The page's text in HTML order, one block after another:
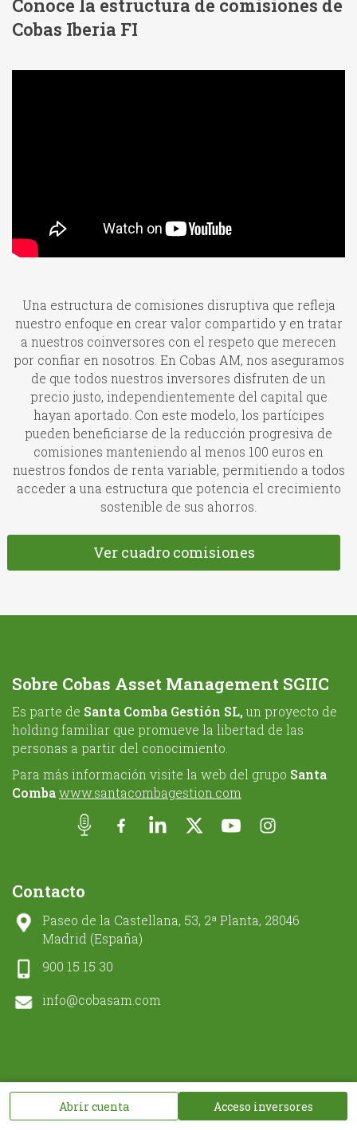
Abrir cuenta Acceso inversores
Conoce la estructura de comisiones de
Cobas Iberia FI
Una estructura de comisiones disruptiva que refleja
nuestro enfoque en crear valor compartido y en tratar
a nuestros coinversores con el respeto que merecen
por confiar en nosotros. En Cobas AM, nos aseguramos
de que todos nuestros inversores disfruten de un
precio justo, independientemente del capital que
hayan aportado. Con este modelo, los partícipes
pueden beneficiarse de la reducción progresiva de
comisiones manteniendo al menos 100 euros en
nuestros fondos de renta variable, permitiendo a todos
acceder a una estructura que potencia el crecimiento
sostenible de sus ahorros.
Ver cuadro comisiones
Sobre Cobas Asset Management SGIIC
Es parte de Santa Comba Gestión SL, un proyecto de
holding familiar que promueve la libertad de las
personas a partir del conocimiento.
Para más información visite la web del grupo Santa
Combawww.santacombagestion.com
Contacto
Paseo de la Castellana, 53, 2ª Planta, 28046
Madrid (España)
900 15 15 30
info@cobasam.com
Suscríbete a nuestras comunicaciones
*Obligatorio